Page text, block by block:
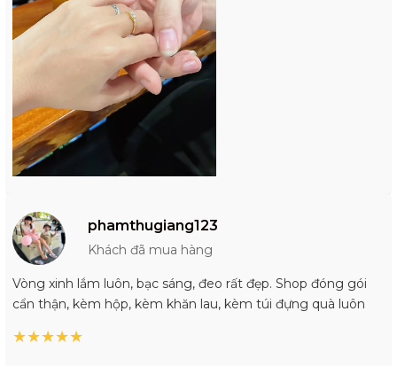
phamthugiang123
Khách đã mua hàng
Vòng xinh lắm luôn, bạc sáng, đeo rất đẹp. Shop đóng gói
cẩn thận, kèm hộp, kèm khăn lau, kèm túi đựng quà luôn
★★★★★